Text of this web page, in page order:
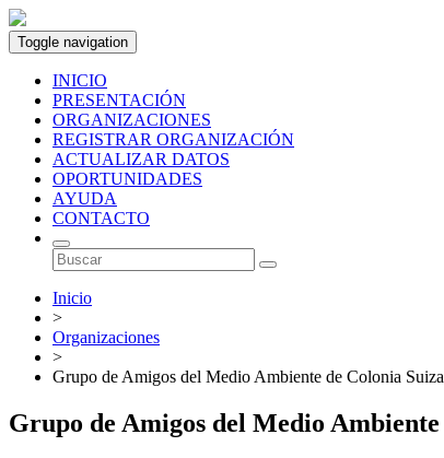
Toggle navigation
INICIO
PRESENTACIÓN
ORGANIZACIONES
REGISTRAR ORGANIZACIÓN
ACTUALIZAR DATOS
OPORTUNIDADES
AYUDA
CONTACTO
Inicio
>
Organizaciones
>
Grupo de Amigos del Medio Ambiente de Colonia Suiza
Grupo de Amigos del Medio